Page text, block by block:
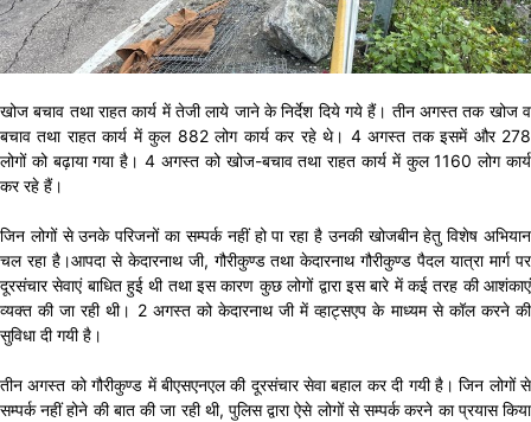
खोज बचाव तथा राहत कार्य में तेजी लाये जाने के निर्देश दिये गये हैं। तीन अगस्त तक खोज व
बचाव तथा राहत कार्य में कुल 882 लोग कार्य कर रहे थे। 4 अगस्त तक इसमें और 278
लोगों को बढ़ाया गया है। 4 अगस्त को खोज-बचाव तथा राहत कार्य में कुल 1160 लोग कार्य
कर रहे हैं।
जिन लोगों से उनके परिजनों का सम्पर्क नहीं हो पा रहा है उनकी खोजबीन हेतु विशेष अभियान
चल रहा है।आपदा से केदारनाथ जी, गौरीकुण्ड तथा केदारनाथ गौरीकुण्ड पैदल यात्रा मार्ग पर
दूरसंचार सेवाएं बाधित हुई थी तथा इस कारण कुछ लोगों द्वारा इस बारे में कई तरह की आशंकाएं
व्यक्त की जा रही थी। 2 अगस्त को केदारनाथ जी में व्हाट्सएप के माध्यम से कॉल करने की
सुविधा दी गयी है।
तीन अगस्त को गौरीकुण्ड में बीएसएनएल की दूरसंचार सेवा बहाल कर दी गयी है। जिन लोगों से
सम्पर्क नहीं होने की बात की जा रही थी, पुलिस द्वारा ऐसे लोगों से सम्पर्क करने का प्रयास किया